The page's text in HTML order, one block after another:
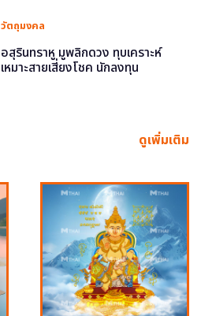
วัตถุมงคล
อสุรินทราหู มูพลิกดวง ทุบเคราะห์
เหมาะสายเสี่ยงโชค นักลงทุน
ดูเพิ่มเติม